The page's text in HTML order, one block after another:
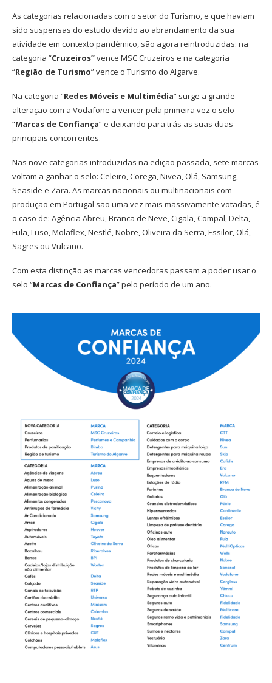
As categorias relacionadas com o setor do Turismo, e que haviam
sido suspensas do estudo devido ao abrandamento da sua
atividade em contexto pandémico, são agora reintroduzidas: na
categoria “Cruzeiros”vence MSC Cruzeiros e na categoria
“Região de Turismo” vence o Turismo do Algarve.
Na categoria “Redes Móveis e Multimédia” surge a grande
alteração com a Vodafone a vencer pela primeira vez o selo
“Marcas de Confiança” e deixando para trás as suas duas
principais concorrentes.
Nas nove categorias introduzidas na edição passada, sete marcas
voltam a ganhar o selo: Celeiro, Corega, Nivea, Olá, Samsung,
Seaside e Zara. As marcas nacionais ou multinacionais com
produção em Portugal são uma vez mais massivamente votadas, é
o caso de: Agência Abreu, Branca de Neve, Cigala, Compal, Delta,
Fula, Luso, Molaflex, Nestlé, Nobre, Oliveira da Serra, Essilor, Olá,
Sagres ou Vulcano.
Com esta distinção as marcas vencedoras passam a poder usar o
selo “Marcas de Confiança” pelo período de um ano.